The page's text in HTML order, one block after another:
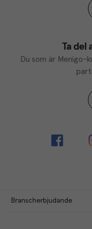
Ta del
Du som är Menigo-
Branscherbjudande